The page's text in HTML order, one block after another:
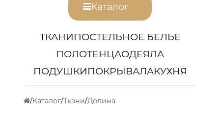
Каталог
ТКАНИПОСТЕЛЬНОЕ БЕЛЬЕ
ПОЛОТЕНЦАОДЕЯЛА
ПОДУШКИПОКРЫВАЛАКУХНЯ
Каталог Ткани Долина